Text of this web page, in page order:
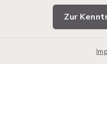
Zur